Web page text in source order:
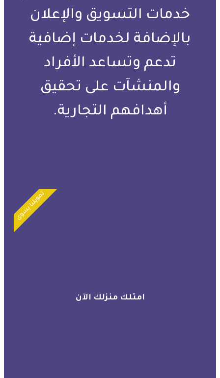
خدمات التسويق والإعلان
بالإضافة لخدمات إضافية
تدعم وتساعد الأفراد
والمنشآت على تحقيق
أهدافهم التجارية.
امتلك منزلك الآن
تمويلنا يسوى